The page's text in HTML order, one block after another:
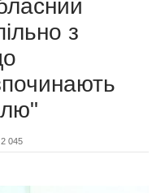
з
2 045